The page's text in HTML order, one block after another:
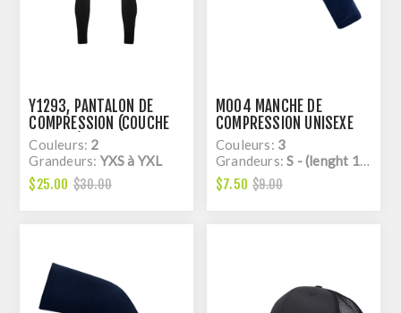
Y1293, PANTALON DE
COMPRESSION (COUCHE
DE BASE) POUR ENFANT,
DRY FIT
Couleurs: 2
Grandeurs: YXS à YXL
$25.00 $30.00
M004 MANCHE DE
COMPRESSION UNISEXE
Couleurs: 3
Grandeurs:S - (lenght 15'' 1/2) à L - (lenght 17'')
$7.50 $9.00